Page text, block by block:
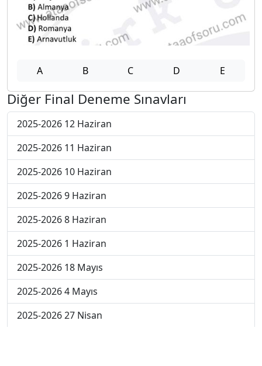
A B C D E
Diğer Final Deneme Sınavları
2025-2026 12 Haziran
2025-2026 11 Haziran
2025-2026 10 Haziran
2025-2026 9 Haziran
2025-2026 8 Haziran
2025-2026 1 Haziran
2025-2026 18 Mayıs
2025-2026 4 Mayıs
2025-2026 27 Nisan